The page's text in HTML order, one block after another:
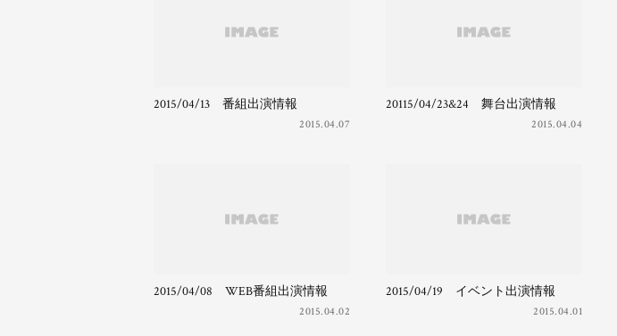
2015/04/13 番組出演情報
2015.04.07
20115/04/23&24 舞台出演情報
2015.04.04
2015/04/08 WEB番組出演情報
2015.04.02
2015/04/19 イベント出演情報
2015.04.01